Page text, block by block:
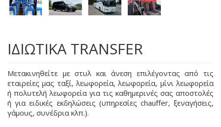
ΙΔΙΩΤΙΚΑ TRANSFER
Μετακινηθείτε με στυλ και άνεση επιλέγοντας από τις
εταιρείες μας ταξί, λεωφορεία, λεωφορεία, μίνι λεωφορεία
ή πολυτελή λεωφορεία για τις καθημερινές σας αποστολές
ή για ειδικές εκδηλώσεις (υπηρεσίες chauffer, ξεναγήσεις,
γάμους, συνέδρια κλπ.).